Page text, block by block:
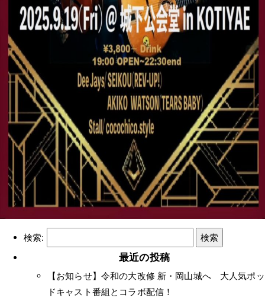
検索:
最近の投稿
【お知らせ】令和の大改修 新・岡山城へ 大人気ポッ
ドキャスト番組とコラボ配信！